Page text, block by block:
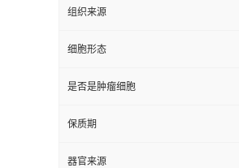
组织来源
细胞形态
是否是肿瘤细胞
保质期
器官来源